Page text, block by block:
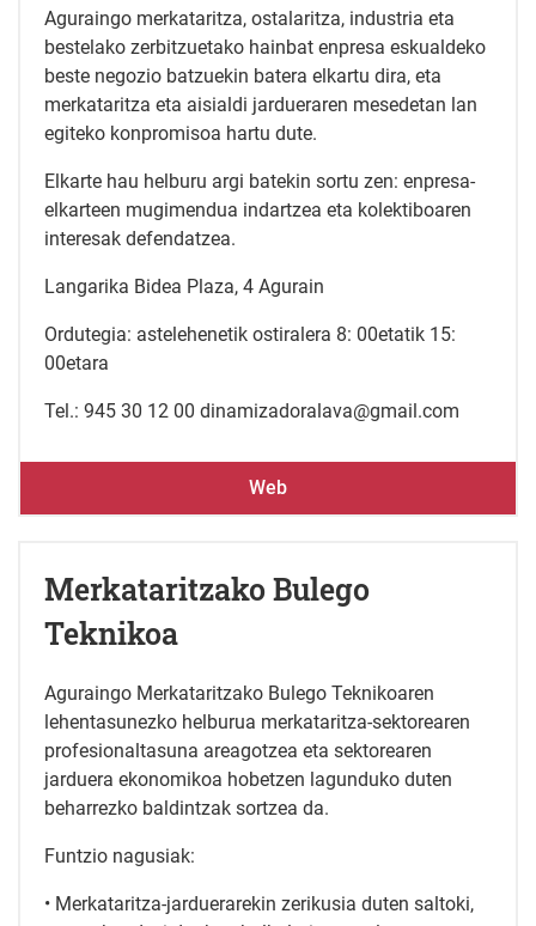
Aguraingo merkataritza, ostalaritza, industria eta
bestelako zerbitzuetako hainbat enpresa eskualdeko
beste negozio batzuekin batera elkartu dira, eta
merkataritza eta aisialdi jardueraren mesedetan lan
egiteko konpromisoa hartu dute.
Elkarte hau helburu argi batekin sortu zen: enpresa-
elkarteen mugimendua indartzea eta kolektiboaren
interesak defendatzea.
Langarika Bidea Plaza, 4 Agurain
Ordutegia: astelehenetik ostiralera 8: 00etatik 15:
00etara
Tel.: 945 30 12 00 dinamizadoralava@gmail.com
Web
Merkataritzako Bulego
Teknikoa
Aguraingo Merkataritzako Bulego Teknikoaren
lehentasunezko helburua merkataritza-sektorearen
profesionaltasuna areagotzea eta sektorearen
jarduera ekonomikoa hobetzen lagunduko duten
beharrezko baldintzak sortzea da.
Funtzio nagusiak:
• Merkataritza-jarduerarekin zerikusia duten saltoki,